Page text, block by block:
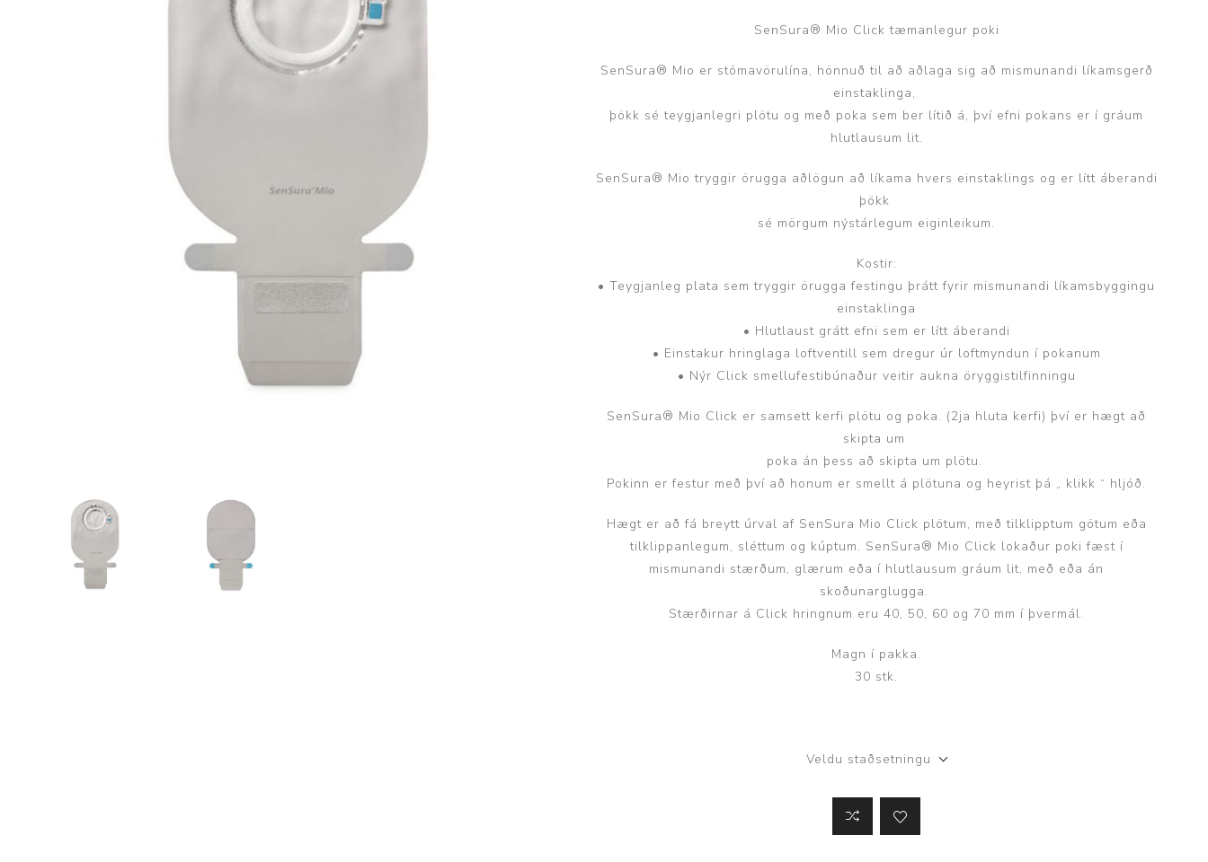
Brjóstaaðgerðir
Stóma og þvagleggir
Stómavörur
Heilbrigðisstofnanir
Innréttingar, vagnar og
borð
Rekstrarvörur
Smátæki
Þrýstingsvafningar
Rýmingarsala
SenSura® Mio Click tæmanlegur poki
SenSura® Mio er stómavörulína, hönnuð til að aðlaga sig að mismunandi líkamsgerð
einstaklinga,
þökk sé teygjanlegri plötu og með poka sem ber lítið á, því efni pokans er í gráum
hlutlausum lit.
SenSura® Mio tryggir örugga aðlögun að líkama hvers einstaklings og er lítt áberandi
þökk
sé mörgum nýstárlegum eiginleikum.
Kostir:
• Teygjanleg plata sem tryggir örugga festingu þrátt fyrir mismunandi líkamsbyggingu
einstaklinga
• Hlutlaust grátt efni sem er lítt áberandi
• Einstakur hringlaga loftventill sem dregur úr loftmyndun í pokanum
• Nýr Click smellufestibúnaður veitir aukna öryggistilfinningu
SenSura® Mio Click er samsett kerfi plötu og poka. (2ja hluta kerfi) því er hægt að
skipta um
poka án þess að skipta um plötu.
Pokinn er festur með því að honum er smellt á plötuna og heyrist þá „ klikk “ hljóð.
Hægt er að fá breytt úrval af SenSura Mio Click plötum, með tilklipptum götum eða
tilklippanlegum, sléttum og kúptum. SenSura® Mio Click lokaður poki fæst í
mismunandi stærðum, glærum eða í hlutlausum gráum lit, með eða án
skoðunarglugga.
Stærðirnar á Click hringnum eru 40, 50, 60 og 70 mm í þvermál.
Magn í pakka.
30 stk.
Veldu staðsetningu